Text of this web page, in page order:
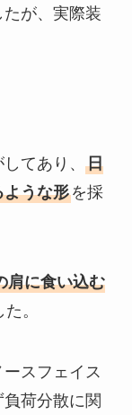
が、実際装
てあり、 日
ような形を採
肩に食い込む
。
スフェイス
荷分散に関